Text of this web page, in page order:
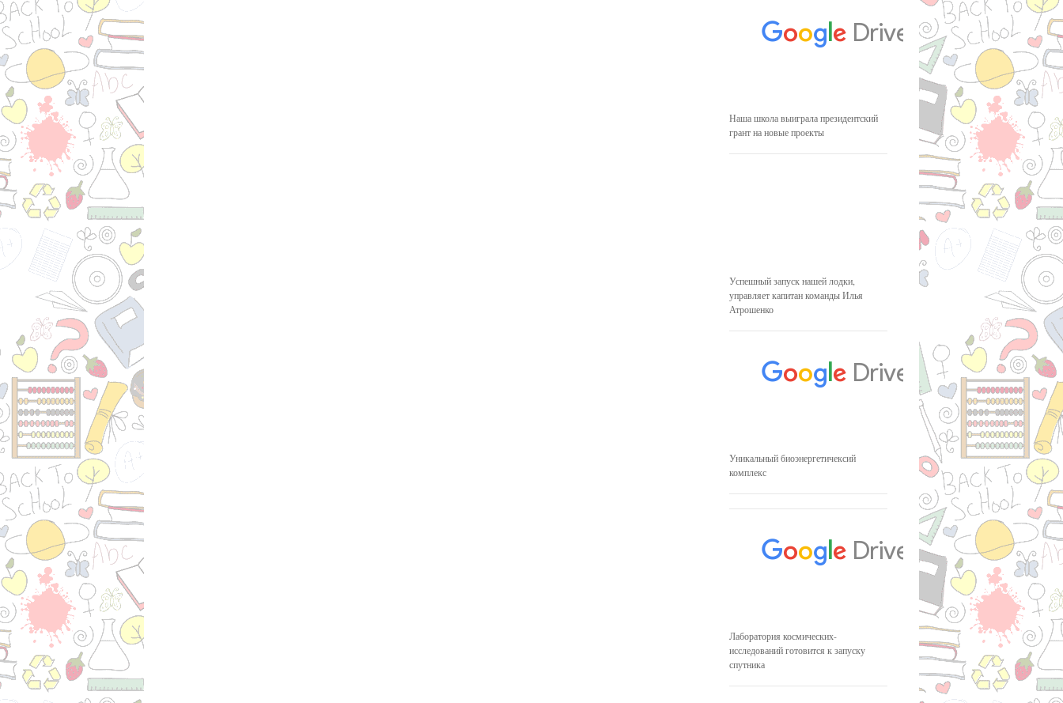
Наша школа выиграла президентский
грант на новые проекты
Успешный запуск нашей лодки,
управляет капитан команды Илья
Атрошенко
Уникальный биоэнергетичексий
комплекс
Лаборатория космических-
исследований готовится к запуску
спутника